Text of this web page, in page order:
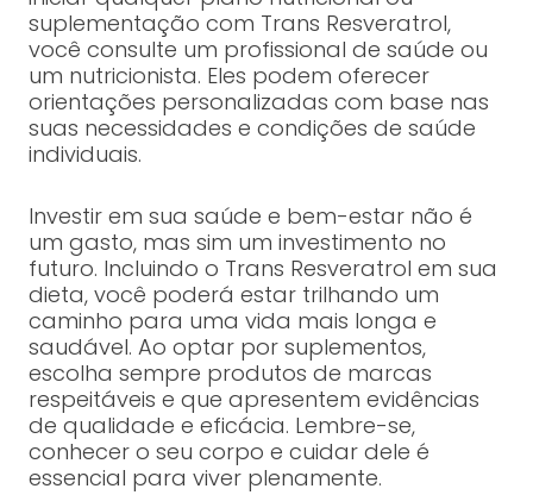
suplementação com Trans Resveratrol,
você consulte um profissional de saúde ou
um nutricionista. Eles podem oferecer
orientações personalizadas com base nas
suas necessidades e condições de saúde
individuais.
Investir em sua saúde e bem-estar não é
um gasto, mas sim um investimento no
futuro. Incluindo o Trans Resveratrol em sua
dieta, você poderá estar trilhando um
caminho para uma vida mais longa e
saudável. Ao optar por suplementos,
escolha sempre produtos de marcas
respeitáveis e que apresentem evidências
de qualidade e eficácia. Lembre-se,
conhecer o seu corpo e cuidar dele é
essencial para viver plenamente.